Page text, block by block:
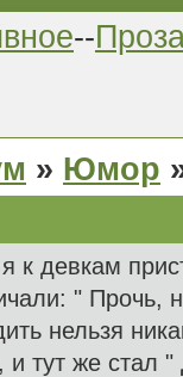
--
» Юмор
к девкам
" Прочь,
нельзя
и тут же стал "